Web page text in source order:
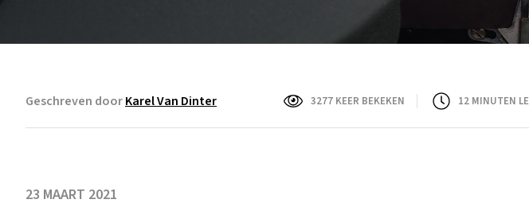
Geschreven doorKarel Van Dinter 3277 KEER BEKEKEN 12 MINUTEN
23 MAART 2021